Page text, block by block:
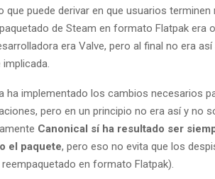
que puede derivar en que usuarios
de Steam en formato Flatpak era
era Valve, pero al final no era
ha implementado los cambios necesarios
pero en un principio no era así y no
Canonical sí ha resultado ser
el paquete, pero eso no evita que los
en formato Flatpak).